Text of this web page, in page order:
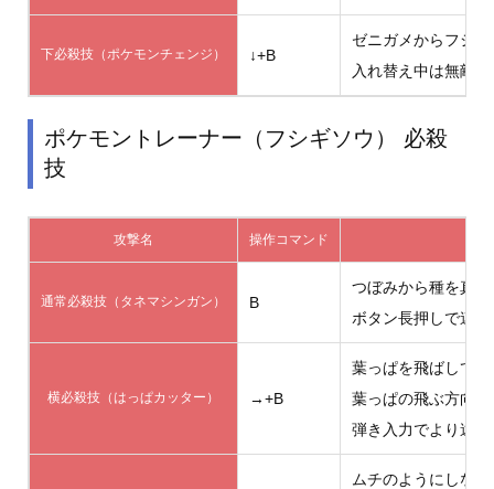
下必殺技（ポケモンチェンジ） ↓+B
ゼニガメからフシ
入れ替え中は無敵
ポケモントレーナー（フシギソウ） 必殺
技
攻撃名 操作コマンド
通常必殺技（タネマシンガン） B
つぼみから種を真
ボタン長押しで連
横必殺技（はっぱカッター） →+B
葉っぱを飛ばして攻
葉っぱの飛ぶ方向
弾き入力でより遠
ムチのようにしな